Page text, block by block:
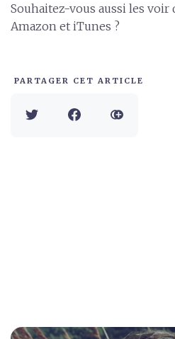
Souhaitez-vous aussi les voir
Amazon et iTunes ?
PARTAGER CET ARTICLE